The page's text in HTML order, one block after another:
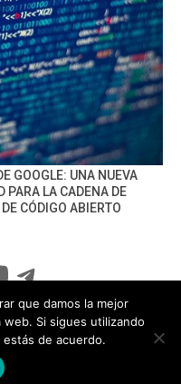
GOOGLE: UNA NUEVA
PARA LA CADENA DE
CÓDIGO ABIERTO
Telegram
Política de Privacidad
que damos la mejor
Si sigues utilizando
de acuerdo.